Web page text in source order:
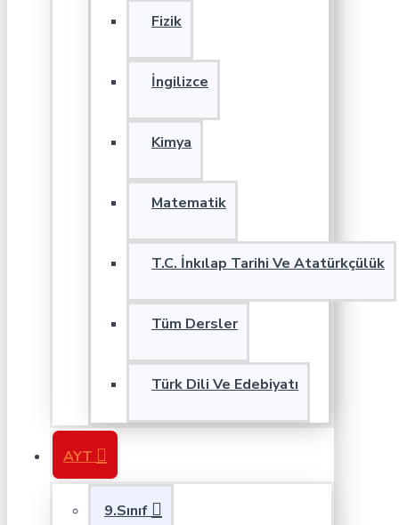
Fizik
İngilizce
Kimya
Matematik
T.C. İnkılap Tarihi Ve Atatürkçülük
Tüm Dersler
Türk Dili Ve Edebiyatı
AYT
9.Sınıf